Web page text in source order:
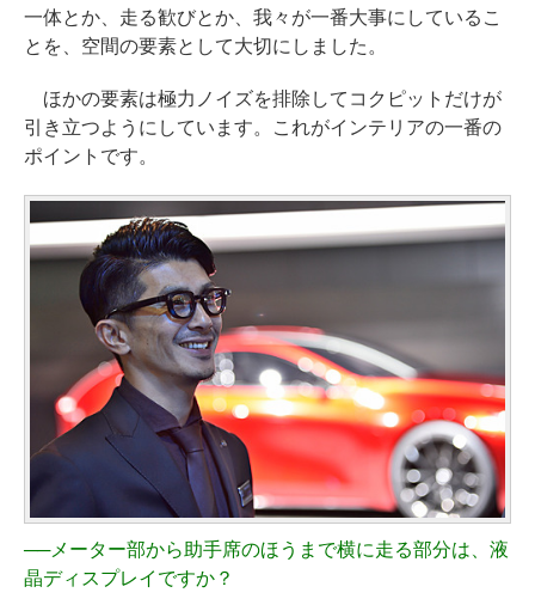
一体とか、走る歓びとか、我々が一番大事にしているこ
とを、空間の要素として大切にしました。
ほかの要素は極力ノイズを排除してコクピットだけが
引き立つようにしています。これがインテリアの一番の
ポイントです。
──メーター部から助手席のほうまで横に走る部分は、液
晶ディスプレイですか？